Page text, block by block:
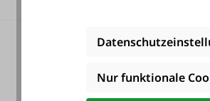
Nur funktionale